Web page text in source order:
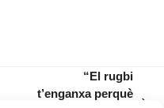
“El rugbi
t’enganxa perquè